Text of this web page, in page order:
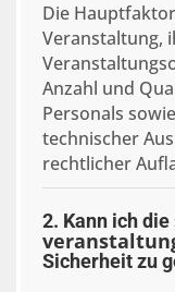
Die
Veranstaltung,
Anzahl und
Personals
technischer
rechtlicher
2. Kann ich die
Sicherheit zu